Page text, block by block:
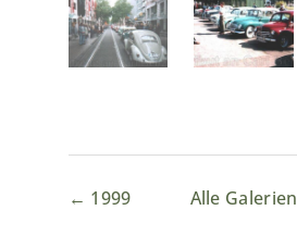
← 1999 Alle Galerien